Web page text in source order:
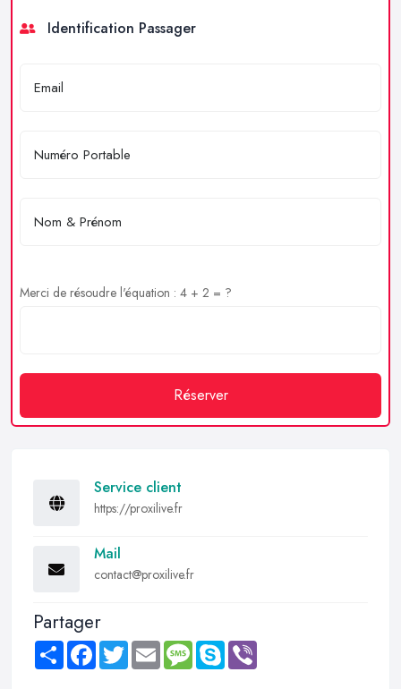
Identification Passager
Merci de résoudre l'équation : 4 + 2 = ?
Réserver
Service client
https://proxilive.fr
Mail
contact@proxilive.fr
Partager
Share FacebookTwitter Email MessageSkype